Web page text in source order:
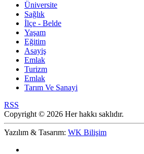
Üniversite
Sağlık
İlçe - Belde
Yaşam
Eğitim
Asayiş
Emlak
Turizm
Emlak
Tarım Ve Sanayi
RSS
Copyright © 2026 Her hakkı saklıdır.
Yazılım & Tasarım: WK Bilişim